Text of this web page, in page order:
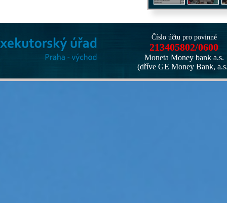
Číslo účtu pro povinné
213405802/0600
Moneta Money bank a.s.
(dříve GE Money Bank,